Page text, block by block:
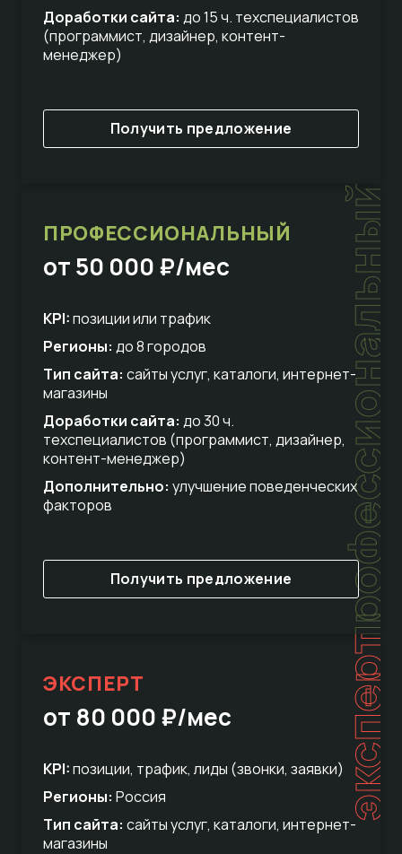
Доработки сайта: до 15 ч. техспециалистов
(программист, дизайнер, контент-
менеджер)
Получить предложение
профессиональный
ПРОФЕССИОНАЛЬНЫЙ
от 50 000 ₽/мес
KPI:позиции или трафик
Регионы: до 8 городов
Тип сайта: сайты услуг, каталоги, интернет-
магазины
Доработки сайта: до 30 ч.
техспециалистов (программист, дизайнер,
контент-менеджер)
Дополнительно: улучшение поведенческих
факторов
Получить предложение
эксперт
ЭКСПЕРТ
от 80 000 ₽/мес
KPI:позиции, трафик, лиды (звонки, заявки)
Регионы: Россия
Тип сайта: сайты услуг, каталоги, интернет-
магазины